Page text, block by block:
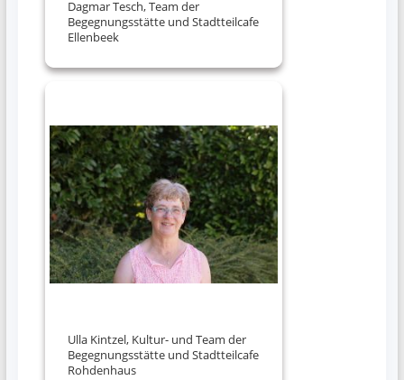
Dagmar Tesch, Team der
Begegnungsstätte und Stadtteilcafe
Ellenbeek
Ulla Kintzel, Kultur- und Team der
Begegnungsstätte und Stadtteilcafe
Rohdenhaus